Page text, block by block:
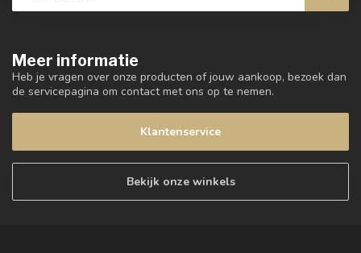
Meer informatie
Heb je vragen over onze producten of jouw aankoop, bezoek dan
de servicepagina om contact met ons op te nemen.
Klantenservice
Bekijk onze winkels